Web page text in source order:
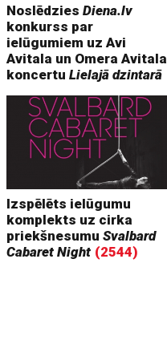
NoslēdziesDiena.lv
konkurss par
ielūgumiem uz Avi
Avitala un Omera Avitala
koncertuLielajā dzintarā
Izspēlēts ielūgumu
komplekts uz cirka
priekšnesumuSvalbard
Cabaret Night (2544)